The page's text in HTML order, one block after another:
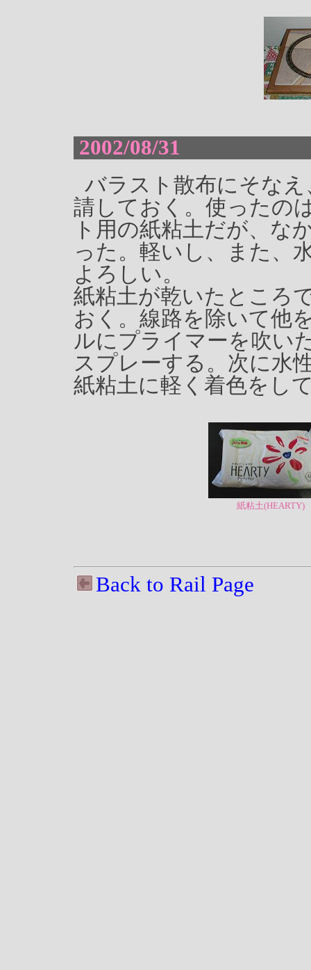
2002/08/31
バラスト散布にそな
請しておく。使ったの
ト用の紙粘土だが、な
った。軽いし、また、
よろしい。
紙粘土が乾いたところ
おく。線路を除いて他
ルにプライマーを吹い
スプレーする。次に水
紙粘土に軽く着色をし
紙粘土(HEARTY)
Back to Rail Page